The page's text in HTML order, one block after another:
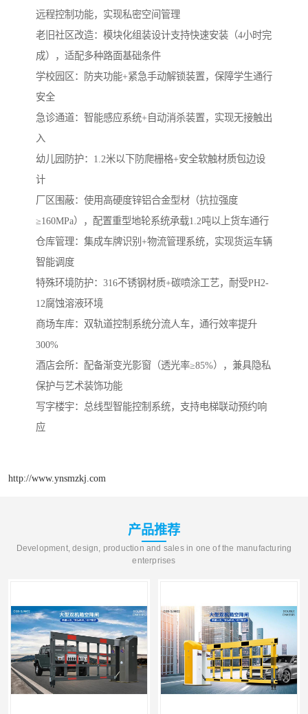
远程控制功能，实现私密空间管理
‌老旧社区改造‌：模块化组装设计支持快速安装（4小时完
成），适配多种路面基础条件
学校园区：防夹功能+紧急手动解锁装置，保障学生通行
安全
急诊通道：智能感应系统+自动消杀装置，实现无接触出
入
幼儿园防护：1.2米以下防爬栅格+安全软触材质包边设
计
厂区围蔽‌：使用高硬度锌铝合金型材（抗拉强度
≥160MPa），配置重型地轮系统承载1.2吨以上货车通行
‌仓库管理‌：集成车牌识别+物流管理系统，实现货运车辆
智能调度
‌特殊环境防护‌：316不锈钢材质+碳喷涂工艺，耐受PH2-
12腐蚀溶液环境
商场车库‌：双轨道控制系统分流人车，通行效率提升
300%
‌酒店会所‌：配备渐变光影窗（透光率≥85%），兼具隐私
保护与艺术装饰功能
‌写字楼宇‌：总线型智能控制系统，支持电梯联动预约响
应
http://www.ynsmzkj.com
产品推荐
Development, design, production and sales in one of the manufacturing
enterprises